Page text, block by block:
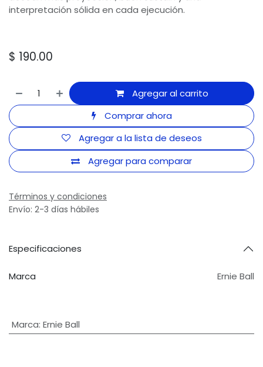
interpretación sólida en cada ejecución.
$ 190.00
Agregar al carrito
Comprar ahora
Agregar para comparar
Agregar a la lista de deseos
Términos y condiciones
Envío: 2-3 días hábiles
Especificaciones
Marca Ernie Ball
Marca: Ernie Ball